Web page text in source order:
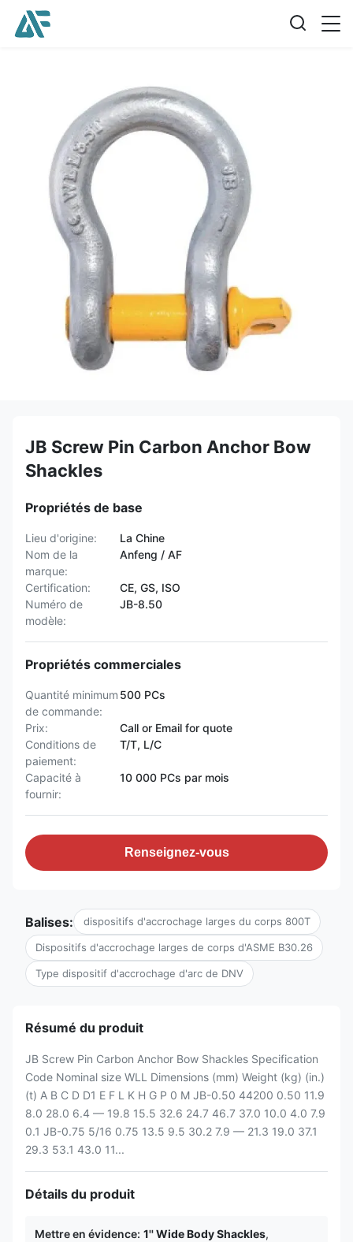
JB Screw Pin Carbon Anchor Bow
Shackles
Propriétés de base
Lieu d'origine:
La Chine
Nom de la
marque:
Anfeng / AF
Certification:
CE, GS, ISO
Numéro de
modèle:
JB-8.50
Propriétés commerciales
Quantité minimum
de commande:
500 PCs
Prix:
Call or Email for quote
Conditions de
paiement:
T/T, L/C
Capacité à
fournir:
10 000 PCs par mois
Renseignez-vous
Balises: dispositifs d'accrochage larges du corps 800T
Dispositifs d'accrochage larges de corps d'ASME B30.26
Type dispositif d'accrochage d'arc de DNV
Résumé du produit
JB Screw Pin Carbon Anchor Bow Shackles Specification
Code Nominal size WLL Dimensions (mm) Weight (kg) (in.)
(t) A B C D D1 E F L K H G P 0 M JB-0.50 44200 0.50 11.9
8.0 28.0 6.4 — 19.8 15.5 32.6 24.7 46.7 37.0 10.0 4.0 7.9
0.1 JB-0.75 5/16 0.75 13.5 9.5 30.2 7.9 — 21.3 19.0 37.1
29.3 53.1 43.0 11...
Détails du produit
Mettre en évidence: 1'' Wide Body Shackles,